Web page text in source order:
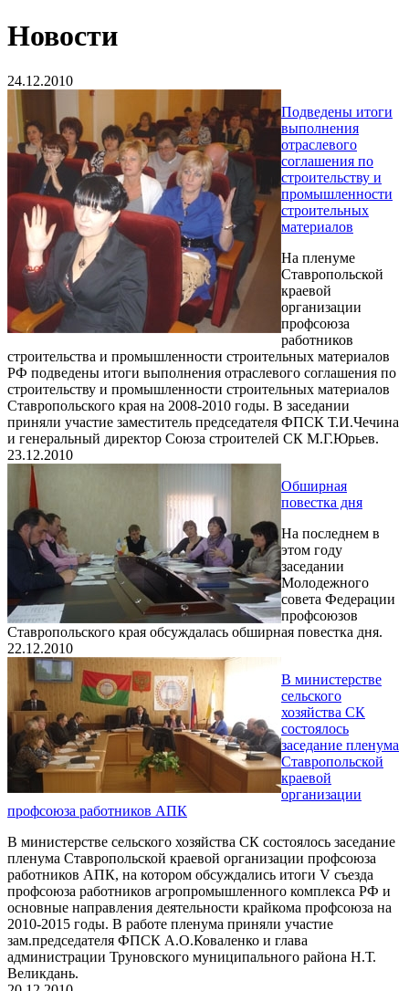
Новости
24.12.2010
Подведены итоги
выполнения
отраслевого
соглашения по
строительству и
промышленности
строительных
материалов
На пленуме
Ставропольской
краевой
организации
профсоюза
работников
строительства и промышленности строительных материалов
РФ подведены итоги выполнения отраслевого соглашения по
строительству и промышленности строительных материалов
Ставропольского края на 2008-2010 годы. В заседании
приняли участие заместитель председателя ФПСК Т.И.Чечина
и генеральный директор Союза строителей СК М.Г.Юрьев.
23.12.2010
Обширная
повестка дня
На последнем в
этом году
заседании
Молодежного
совета Федерации
профсоюзов
Ставропольского края обсуждалась обширная повестка дня.
22.12.2010
В министерстве
сельского
хозяйства СК
состоялось
заседание пленума
Ставропольской
краевой
организации
профсоюза работников АПК
В министерстве сельского хозяйства СК состоялось заседание
пленума Ставропольской краевой организации профсоюза
работников АПК, на котором обсуждались итоги V съезда
профсоюза работников агропромышленного комплекса РФ и
основные направления деятельности крайкома профсоюза на
2010-2015 годы. В работе пленума приняли участие
зам.председателя ФПСК А.О.Коваленко и глава
администрации Труновского муниципального района Н.Т.
Великдань.